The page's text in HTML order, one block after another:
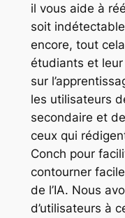
il vous aide à
soit
encore, tout
étudiants et
sur
les utilisateurs
secondaire et
ceux qui
Conch pour
contourner
de l’IA. Nous
d’utilisateurs à